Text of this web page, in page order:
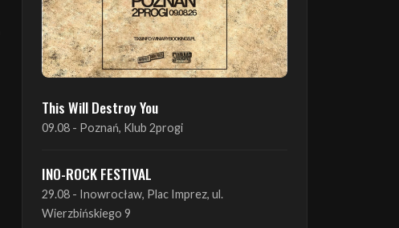
09.08 - Poznań, Klub 2progi
INO-ROCK FESTIVAL